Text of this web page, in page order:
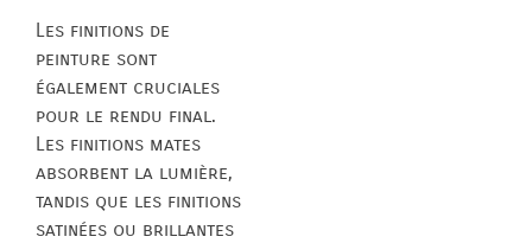
Les finitions de
peinture sont
également cruciales
pour le rendu final.
Les finitions mates
absorbent la lumière,
tandis que les finitions
satinées ou brillantes